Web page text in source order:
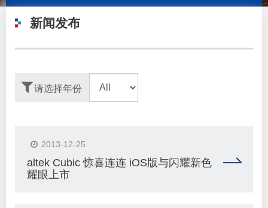
新闻发布
请选择年份
2013-12-25
altek Cubic 惊喜连连 iOS版与闪耀新色
耀眼上市